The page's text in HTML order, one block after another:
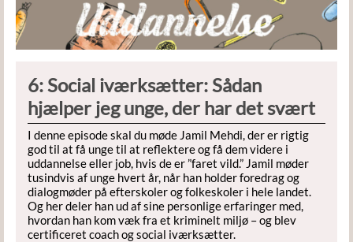
6: Social iværksætter: Sådan
hjælper jeg unge, der har det svært
I denne episode skal du møde Jamil Mehdi, der er rigtig
god til at få unge til at reflektere og få dem videre i
uddannelse eller job, hvis de er ”faret vild.” Jamil møder
tusindvis af unge hvert år, når han holder foredrag og
dialogmøder på efterskoler og folkeskoler i hele landet.
Og her deler han ud af sine personlige erfaringer med,
hvordan han kom væk fra et kriminelt miljø – og blev
certificeret coach og social iværksætter.